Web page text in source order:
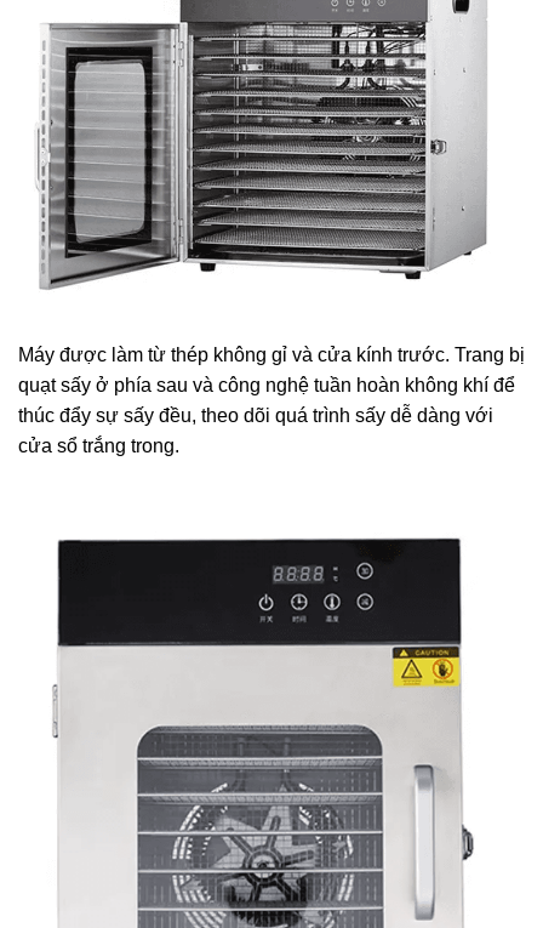
Máy được làm từ thép không gỉ và cửa kính trước. Trang bị
quạt sấy ở phía sau và công nghệ tuần hoàn không khí để
thúc đẩy sự sấy đều, theo dõi quá trình sấy dễ dàng với
cửa sổ trắng trong.